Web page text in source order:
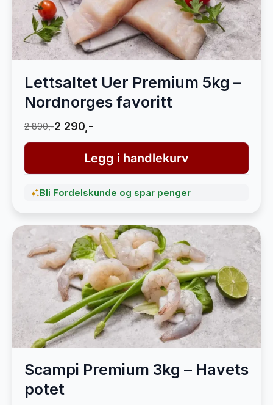
Lettsaltet Uer Premium 5kg –
Nordnorges favoritt
2 890,-2 290,-
Legg i handlekurv
Bli Fordelskunde og spar penger
Scampi Premium 3kg – Havets
potet